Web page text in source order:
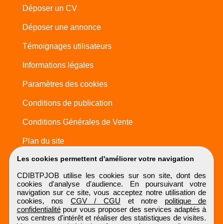
Les cookies permettent d'améliorer votre navigation
CDIBTPJOB utilise les cookies sur son site, dont des
cookies d'analyse d'audience. En poursuivant votre
navigation sur ce site, vous acceptez notre utilisation de
cookies, nos CGV / CGU et notre politique de
confidentialitépour vous proposer des services adaptés à
vos centres d'intérêt et réaliser des statistiques de visites.
Déposer un CV
Déposer une annonce
Témoignages utilisateurs
Informations légales
Paramètres des cookies
Conditions de publication
Conditions Générales de Vente
Plan du site